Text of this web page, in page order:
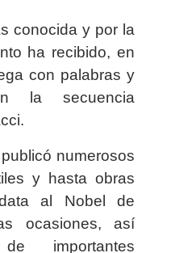
conocida y por la
ha recibido, en
con palabras y
la secuencia
numerosos
y hasta obras
al Nobel de
ocasiones, así
importantes